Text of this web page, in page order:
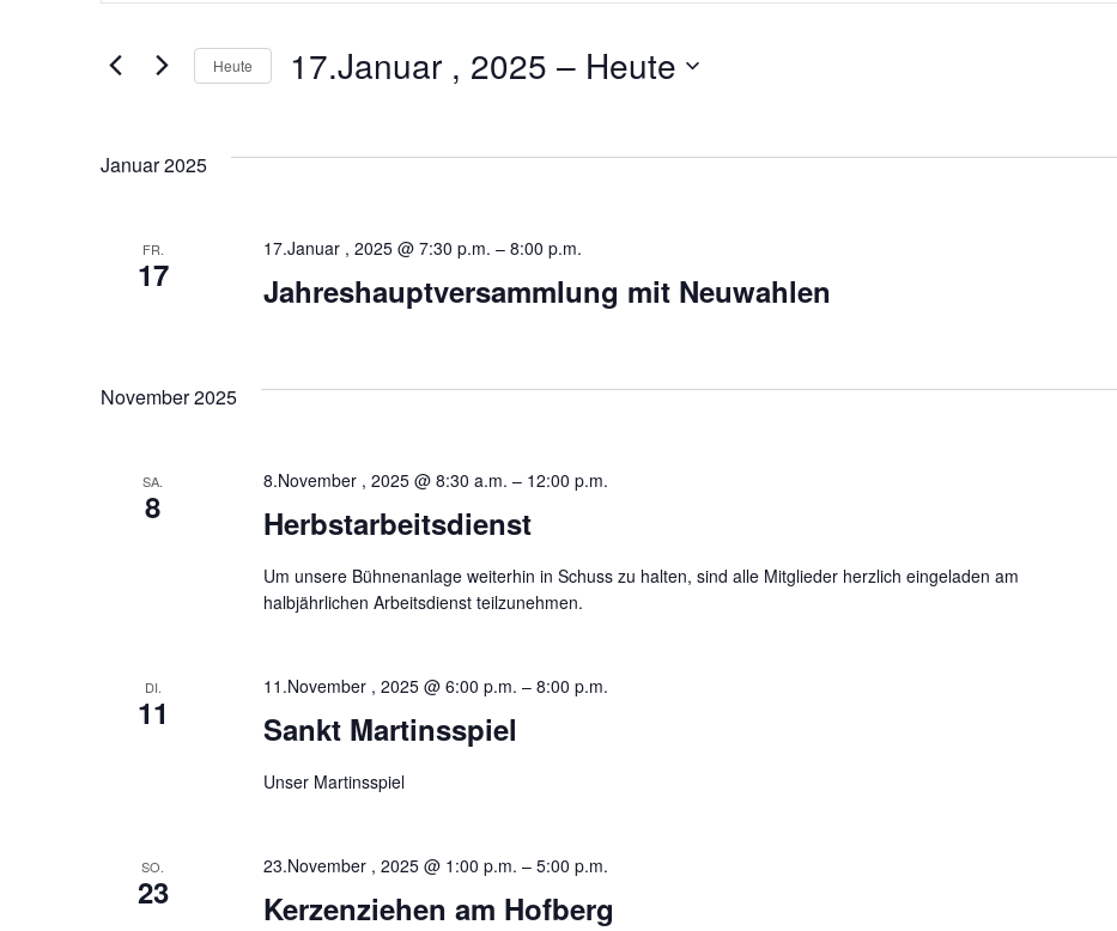
Suche
Ansichten,
Navigation
Suche
Schlüsselwort.
Heute 17.Januar , 2025 – Heute
Januar 2025
FR.
17 Jahreshauptversammlung mit Neuwahlen
17.Januar , 2025 @ 7:30 p.m. – 8:00 p.m.
November 2025
SA.
8 Herbstarbeitsdienst
8.November , 2025 @ 8:30 a.m. – 12:00 p.m.
Um unsere Bühnenanlage weiterhin in Schuss zu halten, sind alle Mitglieder herzlich eingeladen am
halbjährlichen Arbeitsdienst teilzunehmen.
DI.
11 Sankt Martinsspiel
11.November , 2025 @ 6:00 p.m. – 8:00 p.m.
Unser Martinsspiel
SO.
23 Kerzenziehen am Hofberg
23.November , 2025 @ 1:00 p.m. – 5:00 p.m.